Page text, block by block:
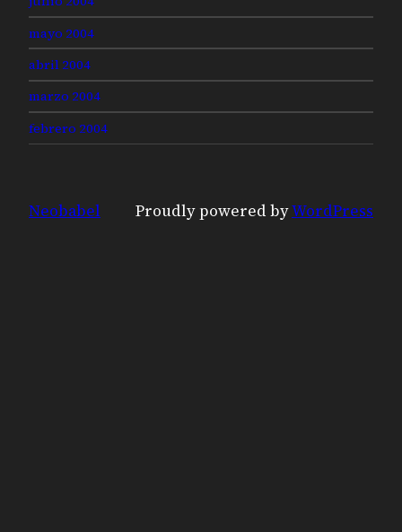
mayo 2004
abril 2004
marzo 2004
febrero 2004
Neobabel Proudly powered byWordPress